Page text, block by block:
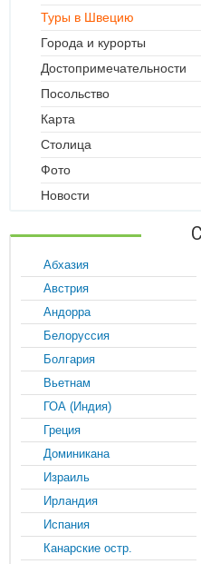
Туры в Швецию
Города и курорты
Достопримечательности
Посольство
Карта
Столица
Фото
Новости
Абхазия
Австрия
Андорра
Белоруссия
Болгария
Вьетнам
ГОА (Индия)
Греция
Доминикана
Израиль
Ирландия
Испания
Канарские остр.